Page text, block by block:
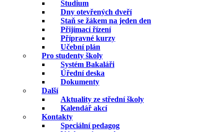
Studium
Dny otevřených dveří
Staň se žákem na jeden den
Přijímací řízení
Přípravné kurzy
Učební plán
Pro studenty školy
Systém Bakaláři
Úřední deska
Dokumenty
Další
Aktuality ze střední školy
Kalendář akcí
Kontakty
Speciální pedagog